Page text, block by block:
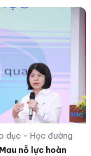
dục - Học đường
nỗ lực hoàn